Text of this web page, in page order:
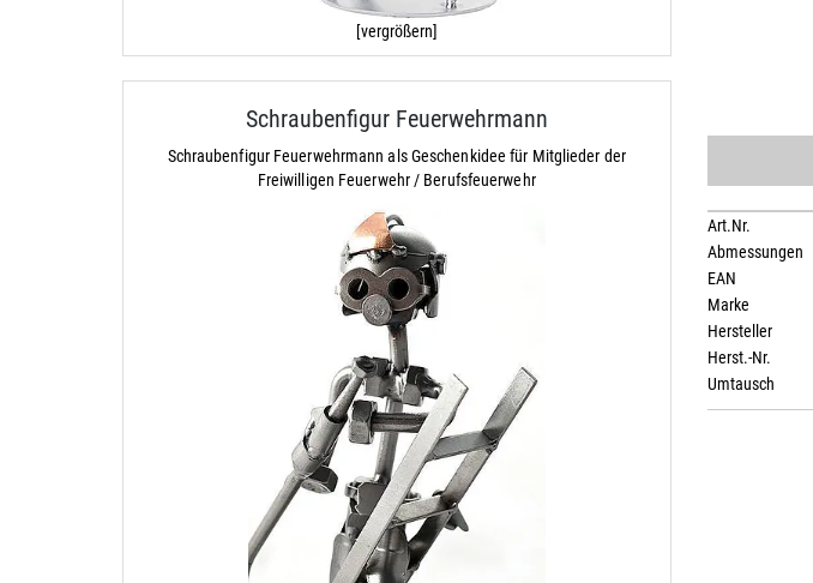
[vergrößern]
Schraubenfigur Feuerwehrmann
Schraubenfigur Feuerwehrmann als Geschenkidee für Mitglieder der
Freiwilligen Feuerwehr / Berufsfeuerwehr
Art.Nr.
Abmessungen
EAN
Marke
Hersteller
Herst.-Nr.
Umtausch